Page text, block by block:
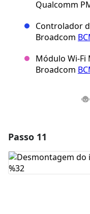
Qualcomm
Controlador
Broadcom
Módulo Wi-Fi
Broadcom
Comentar
Passo 11